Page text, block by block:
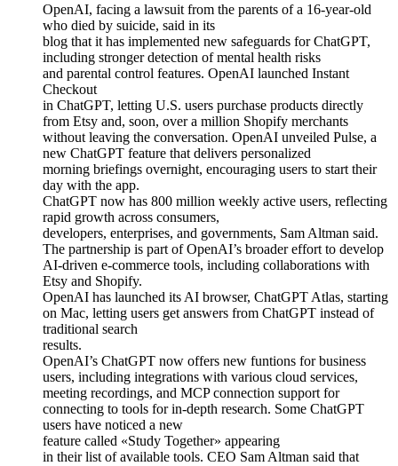
OpenAI, facing a lawsuit from the parents of a 16-year-old
who died by suicide, said in its
blog that it has implemented new safeguards for ChatGPT,
including stronger detection of mental health risks
and parental control features. OpenAI launched Instant
Checkout
in ChatGPT, letting U.S. users purchase products directly
from Etsy and, soon, over a million Shopify merchants
without leaving the conversation. OpenAI unveiled Pulse, a
new ChatGPT feature that delivers personalized
morning briefings overnight, encouraging users to start their
day with the app.
ChatGPT now has 800 million weekly active users, reflecting
rapid growth across consumers,
developers, enterprises, and governments, Sam Altman said.
The partnership is part of OpenAI’s broader effort to develop
AI-driven e-commerce tools, including collaborations with
Etsy and Shopify.
OpenAI has launched its AI browser, ChatGPT Atlas, starting
on Mac, letting users get answers from ChatGPT instead of
traditional search
results.
OpenAI’s ChatGPT now offers new funtions for business
users, including integrations with various cloud services,
meeting recordings, and MCP connection support for
connecting to tools for in-depth research. Some ChatGPT
users have noticed a new
feature called «Study Together» appearing
in their list of available tools. CEO Sam Altman said that